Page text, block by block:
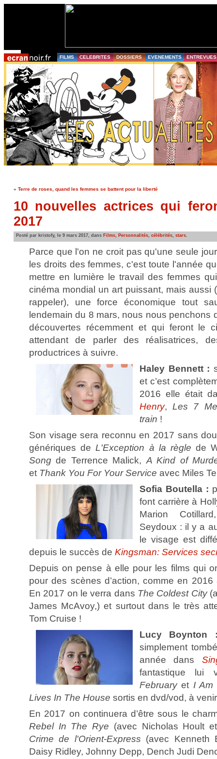
FILMS CELEBRITES DOSSIERS EVENEMENTS ENTREVUES
« Terre de roses, quand les femmes se battent pour la liberté
10 nouvelles actrices qui
2017
Posté par kristofy, le 9 mars 2017, dans Films, Personnalités, célébrités, stars.
Parce que l'on ne croit pas qu'une seule
les droits des femmes, c'est toute l'année
mettre en lumière le travail des femmes
cinéma mondial un art puissant, mais aussi
rappeler), une force économique tout
lendemain du 8 mars, nous nous penchons
découvertes récemment et qui feront le
attendant de parler des réalisatrices,
productrices à suivre.
Haley Bennett :
et c’est
2016 elle était
Henry,Les 7
train !
Son visage sera reconnu en 2017 sans
génériques deL'Exception à la règle de
Song de Terrence Malick, A Kind of
et Thank You For Your Service avec Miles
Sofia Boutella :
font carrière à
Marion
Seydoux : il y a
le visage est
depuis le succès de Kingsman: Services
Depuis on pense à elle pour les films qui
pour des scènes d’action, comme en 2016
En 2017 on le verra dans The Coldest City
James McAvoy,) et surtout dans le très
Tom Cruise !
Lucy Boynton
simplement
année dans
fantastique lui
Februaryet I Am
Lives In The House sortis en dvd/vod, à venir
En 2017 on continuera d’être sous le
Rebel In The Rye (avec Nicholas Hoult
Crime de l'Orient-Express (avec Kenneth
Daisy Ridley, Johnny Depp, Dench Judi